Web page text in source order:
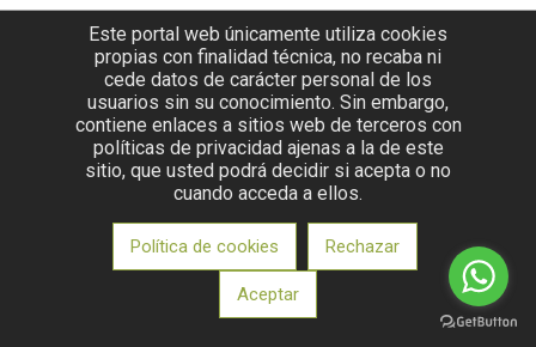
Este portal web únicamente utiliza cookies
propias con finalidad técnica, no recaba ni
cede datos de carácter personal de los
usuarios sin su conocimiento. Sin embargo,
contiene enlaces a sitios web de terceros con
políticas de privacidad ajenas a la de este
sitio, que usted podrá decidir si acepta o no
cuando acceda a ellos.
Política de cookies Rechazar
Aceptar